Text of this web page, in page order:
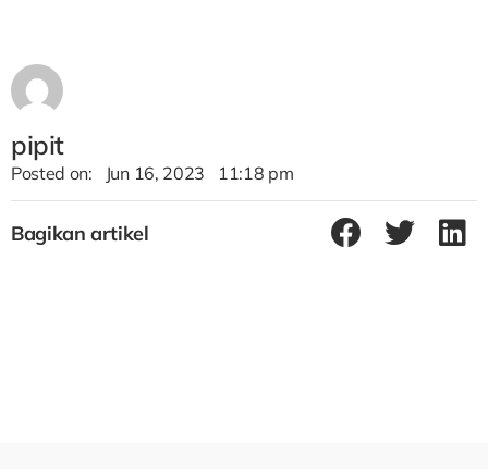
pipit
Posted on: Jun 16, 2023 11:18 pm
Bagikan artikel